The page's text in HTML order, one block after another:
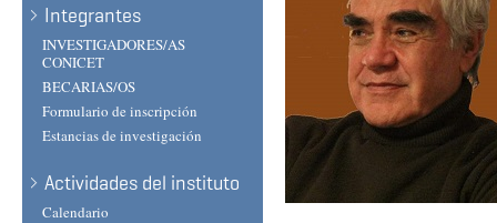
Integrantes
INVESTIGADORES/AS
CONICET
BECARIAS/OS
Formulario de inscripción
Estancias de investigación
Actividades del instituto
Calendario